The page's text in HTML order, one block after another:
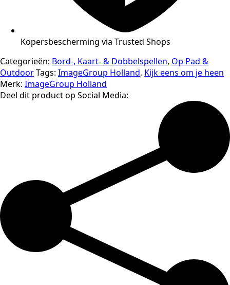
Kopersbescherming via Trusted Shops
Categorieën: Bord-, Kaart- & Dobbelspellen, Op Pad &
OutdoorTags: ImageGroup Holland, Kijk eens om je heen
Merk: ImageGroup Holland
Deel dit product op Social Media: